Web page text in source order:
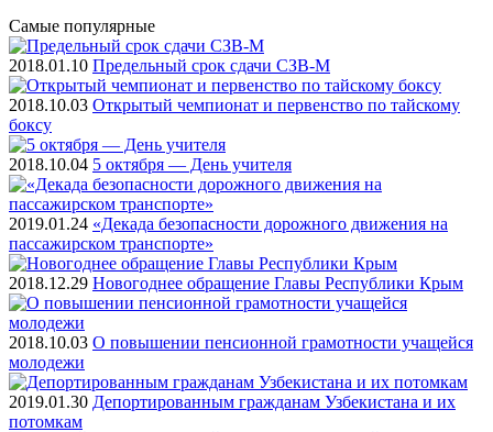
Самые популярные
2018.01.10 Предельный срок сдачи СЗВ-М
2018.10.03 Открытый чемпионат и первенство по тайскому
боксу
2018.10.04 5 октября — День учителя
2019.01.24 «Декада безопасности дорожного движения на
пассажирском транспорте»
2018.12.29 Новогоднее обращение Главы Республики Крым
2018.10.03 О повышении пенсионной грамотности учащейся
молодежи
2019.01.30 Депортированным гражданам Узбекистана и их
потомкам